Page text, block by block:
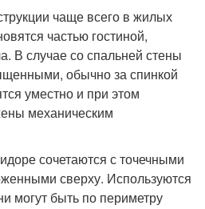
чаще всего в жилых
частью гостиной,
В случае со спальней стены
обычно за спинкой
уместно и при этом
механическим
сочетаются с точечными
сверху. Используются
могут быть по периметру